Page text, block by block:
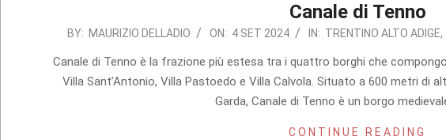
Canale di Tenno
2024-BY: MAURIZIO DELLADIO ON: 4 SET 2024 IN: TRENTINO ALTO ADIGE,
Canale di Tenno è la frazione più estesa tra i quattro borghi che
Villa Sant’Antonio, Villa Pastoedo e Villa Calvola. Situato a 600 metri di
Garda, Canale di Tenno è un borgo
CONTINUE READING